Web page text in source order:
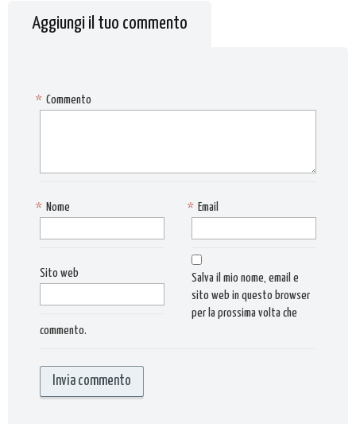
Aggiungi il tuo commento
Commento
*
Nome
* Email
*
Sito web
Salva il mio nome, email e
sito web in questo browser
per la prossima volta che
commento.